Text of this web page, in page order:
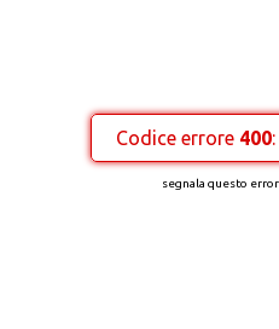
Codice errore 400:
segnala questo